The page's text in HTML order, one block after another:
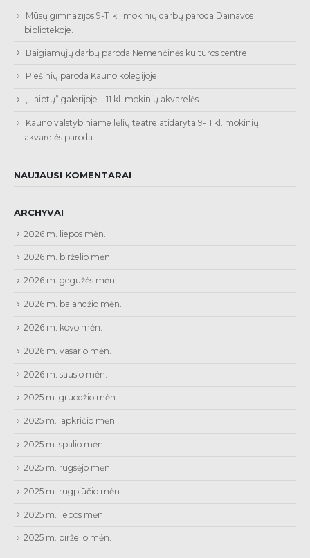
Mūsų gimnazijos 9-11 kl. mokinių darbų paroda Dainavos
bibliotekoje.
Baigiamųjų darbų paroda Nemenčinės kultūros centre.
Piešinių paroda Kauno kolegijoje.
„Laiptų“ galerijoje – 11 kl. mokinių akvarelės.
Kauno valstybiniame lėlių teatre atidaryta 9-11 kl. mokinių
akvarelės paroda.
NAUJAUSI KOMENTARAI
ARCHYVAI
2026 m. liepos mėn.
2026 m. birželio mėn.
2026 m. gegužės mėn.
2026 m. balandžio mėn.
2026 m. kovo mėn.
2026 m. vasario mėn.
2026 m. sausio mėn.
2025 m. gruodžio mėn.
2025 m. lapkričio mėn.
2025 m. spalio mėn.
2025 m. rugsėjo mėn.
2025 m. rugpjūčio mėn.
2025 m. liepos mėn.
2025 m. birželio mėn.